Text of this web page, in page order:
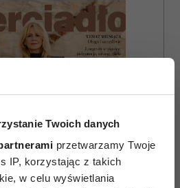
Twoich danych
przetwarzamy Twoje
IP, korzystając z takich
w celu wyświetlania